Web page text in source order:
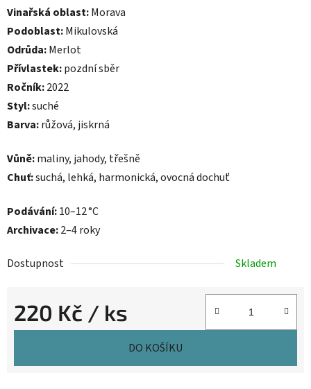
Vinařská oblast:Morava
Podoblast:Mikulovská
Odrůda:Merlot
Přívlastek:pozdní sběr
Ročník:2022
Styl:suché
Barva:růžová, jiskrná
Vůně:maliny, jahody, třešně
Chuť:suchá, lehká, harmonická, ovocná dochuť
Podávání:10–12 °C
Archivace:2–4 roky
Dostupnost Skladem
220 Kč / ks
Měrná cena:
DO KOŠÍKU